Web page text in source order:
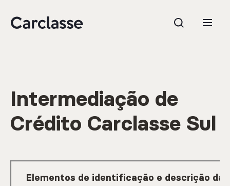
Intermediação de
Crédito Carclasse Sul
Elementos de identificação e descrição da
e.g. Mercedes-Benz; BMW; Ford
Stock